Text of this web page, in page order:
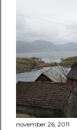
november 26, 2011